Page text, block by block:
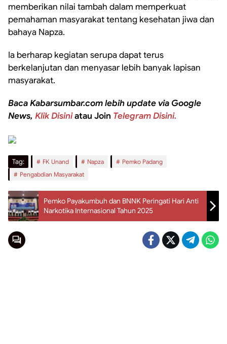
memberikan nilai tambah dalam memperkuat
pemahaman masyarakat tentang kesehatan jiwa dan
bahaya Napza.
Ia berharap kegiatan serupa dapat terus
berkelanjutan dan menyasar lebih banyak lapisan
masyarakat.
Baca Kabarsumbar.com lebih update via Google
News, Klik Disiniatau Join Telegram Disini.
Tag: FK Unand Napza
Pemko Padang
Pengabdian Masyarakat
Pemko Payakumbuh dan BNNK Peringati Hari Anti
Narkotika Internasional Tahun 2025